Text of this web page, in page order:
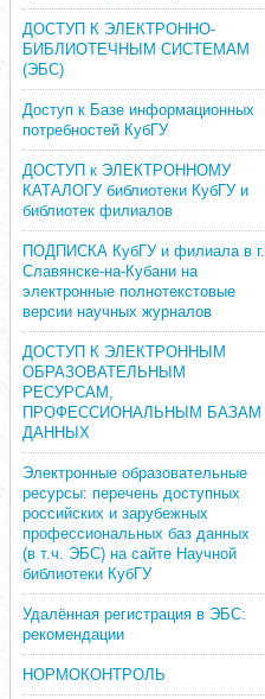
ДОСТУП К ЭЛЕКТРОННО-
БИБЛИОТЕЧНЫМ СИСТЕМАМ
(ЭБС)
Доступ к Базе информационных
потребностей КубГУ
ДОСТУП к ЭЛЕКТРОННОМУ
КАТАЛОГУ библиотеки КубГУ и
библиотек филиалов
ПОДПИСКА КубГУ и филиала в г.
Славянске-на-Кубани на
электронные полнотекстовые
версии научных журналов
ДОСТУП К ЭЛЕКТРОННЫМ
ОБРАЗОВАТЕЛЬНЫМ
РЕСУРСАМ,
ПРОФЕССИОНАЛЬНЫМ БАЗАМ
ДАННЫХ
Электронные образовательные
ресурсы: перечень доступных
российских и зарубежных
профессиональных баз данных
(в т.ч. ЭБС) на сайте Научной
библиотеки КубГУ
Удалённая регистрация в ЭБС:
рекомендации
НОРМОКОНТРОЛЬ